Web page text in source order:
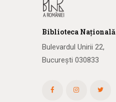
Biblioteca Națională
Bulevardul Unirii 22,
București 030833